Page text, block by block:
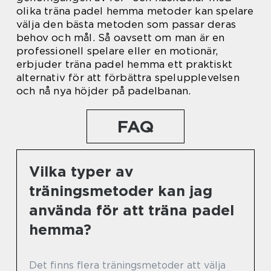
olika träna padel hemma metoder kan spelare
välja den bästa metoden som passar deras
behov och mål. Så oavsett om man är en
professionell spelare eller en motionär,
erbjuder träna padel hemma ett praktiskt
alternativ för att förbättra spelupplevelsen
och nå nya höjder på padelbanan.
FAQ
Vilka typer av
träningsmetoder kan jag
använda för att träna padel
hemma?
Det finns flera träningsmetoder att välja